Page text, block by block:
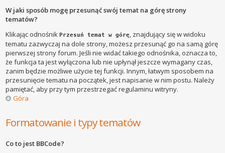
W jaki sposób mogę przesunąć swój temat na górę strony
tematów?
Klikając odnośnikPrzesuń temat w górę, znajdujący się w widoku
tematu zazwyczaj na dole strony, możesz przesunąć go na samą górę
pierwszej strony forum. Jeśli nie widać takiego odnośnika, oznacza to,
że funkcja ta jest wyłączona lub nie upłynął jeszcze wymagany czas,
zanim będzie możliwe użycie tej funkcji. Innym, łatwym sposobem na
przesunięcie tematu na początek, jest napisanie w nim postu. Należy
pamiętać, aby przy tym przestrzegać regulaminu witryny.
Góra
Formatowanie i typy tematów
Co to jest BBCode?